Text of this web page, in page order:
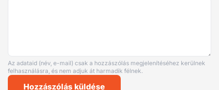
Az adataid (név, e-mail) csak a hozzászólás megjelenítéséhez kerülnek
felhasználásra, és nem adjuk át harmadik félnek.
Hozzászólás küldése